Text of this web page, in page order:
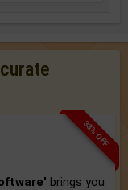
33% OFF
brings you